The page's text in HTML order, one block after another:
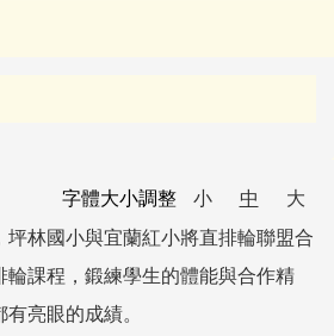
字體大小調整 小 中 大
林國小與宜蘭紅小將直排輪聯盟合
輪課程，鍛練學生的體能與合作精
亮眼的成績。